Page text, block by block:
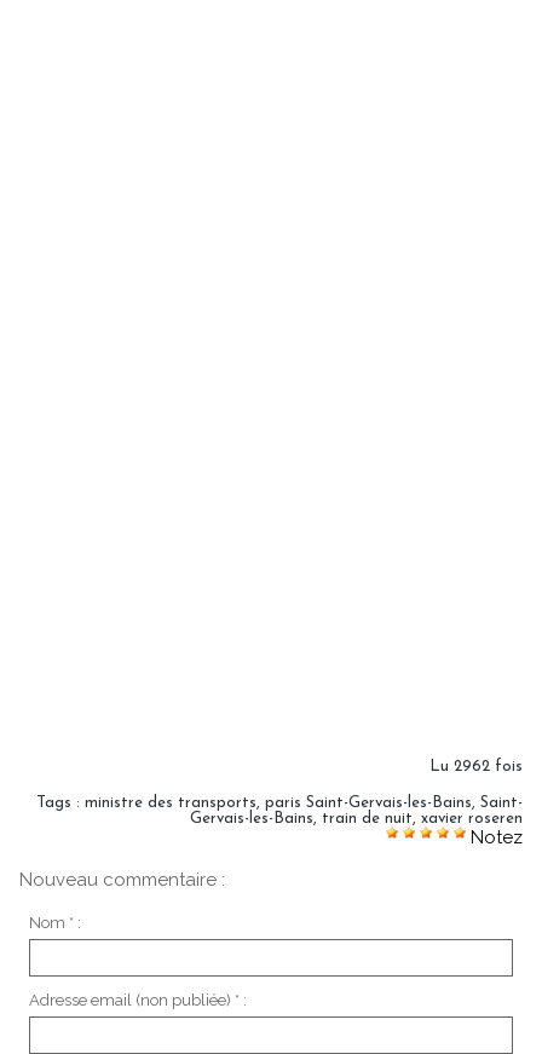
Lu 2962 fois
Tags : ministre des transports, paris Saint-Gervais-les-Bains, Saint-
Gervais-les-Bains, train de nuit, xavier roseren
Notez
Nouveau commentaire :
Nom * :
Adresse email (non publiée) * :